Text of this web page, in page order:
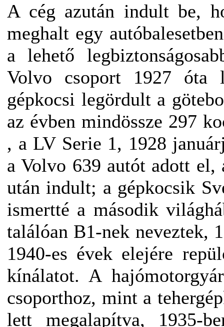
A cég azután indult be,
meghalt egy
a lehető
Volvo csoport 1927 óta
gépkocsi legördult a
az évben mindössze 297
, a LV Serie 1, 1928
a Volvo 639 autót adott el,
után indult; a gépkocsik
ismertté a második
találóan B1-nek neveztek,
1940-es évek elejére
kínálatot. A
csoporthoz, mint a
lett megalapítva, 1935-